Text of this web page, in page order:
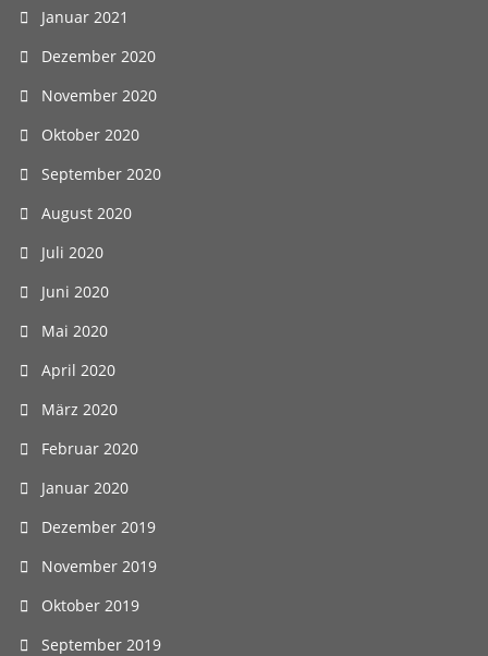
Januar 2021
Dezember 2020
November 2020
Oktober 2020
September 2020
August 2020
Juli 2020
Juni 2020
Mai 2020
April 2020
März 2020
Februar 2020
Januar 2020
Dezember 2019
November 2019
Oktober 2019
September 2019